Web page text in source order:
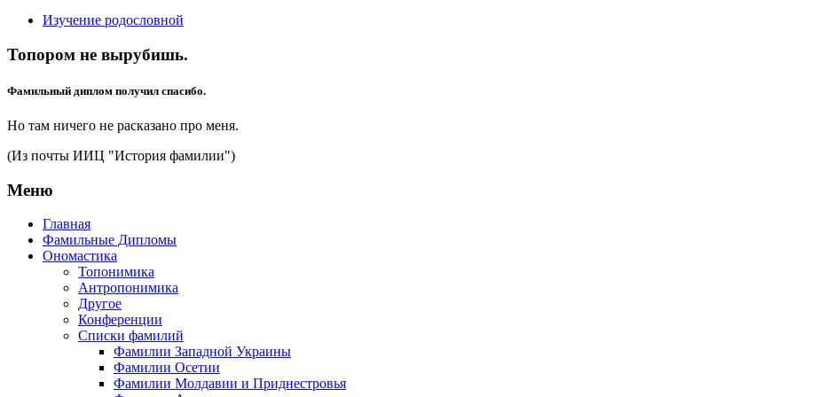
Изучение родословной
Топором не вырубишь.
Фамильный диплом получил спасибо.
Но там ничего не расказано про меня.
(Из почты ИИЦ "История фамилии")
Меню
Главная
Фамильные Дипломы
Ономастика
Топонимика
Антропонимика
Другое
Конференции
Списки фамилий
Фамилии Западной Украины
Фамилии Осетии
Фамилии Молдавии и Приднестровья